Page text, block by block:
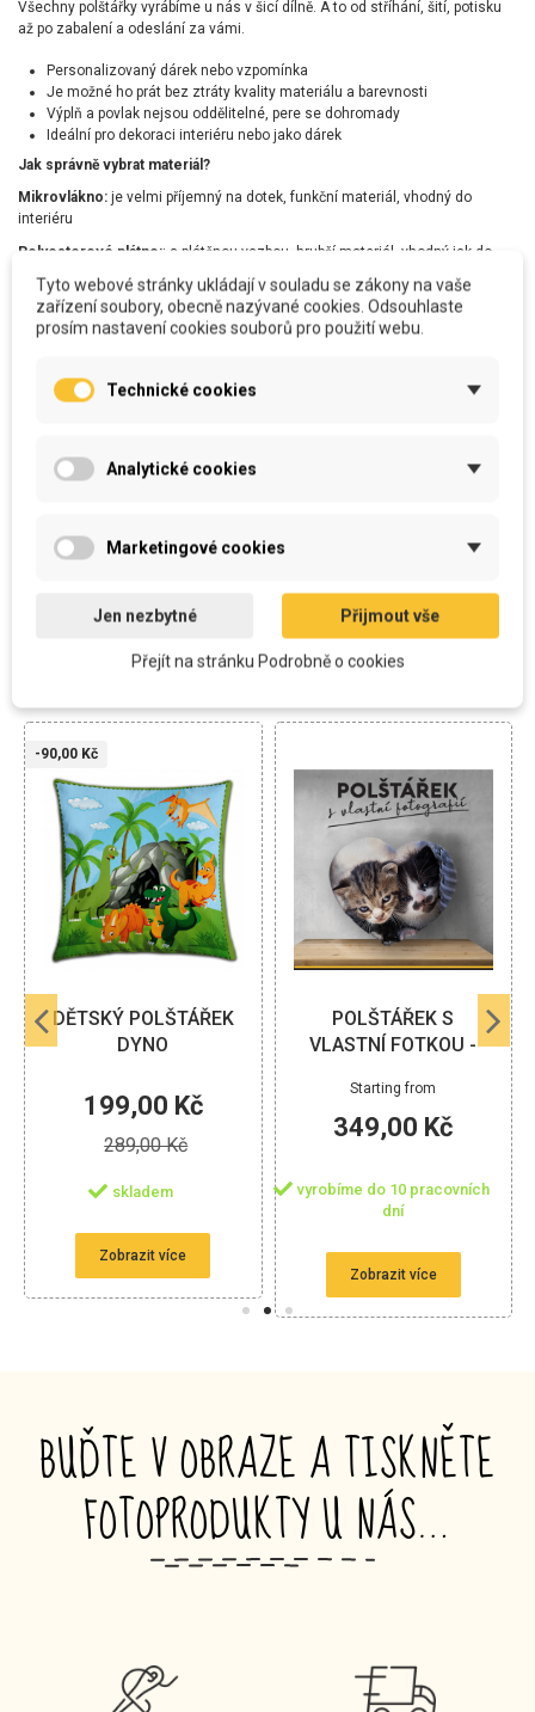
Všechny polštářky vyrábíme u nás v šicí dílně. A to od stříhání, šití, potisku
až po zabalení a odeslání za vámi.
Personalizovaný dárek nebo vzpomínka
Je možné ho prát bez ztráty kvality materiálu a barevnosti
Výplň a povlak nejsou oddělitelné, pere se dohromady
Ideální pro dekoraci interiéru nebo jako dárek
Jak správně vybrat materiál?
Mikrovlákno: je velmi příjemný na dotek, funkční materiál, vhodný do
interiéru
Polyesterové plátno:: s plátěnou vazbou, hrubší materiál, vhodný jak do
interiéru tak do exteriéru jako dekorační.
DETAILY PRODUKTU
MOŽNOSTI DOPRAVY A PLATBY
RECENZE (0)
ZÁKAZNÍCI, KTEŘÍ SI KOUPILI
TENTO PRODUKT, KOUPILI TAKÉ:
-90,00 Kč
DĚTSKÝ POLŠTÁŘEK
DYNO
199,00 Kč
289,00 Kč
skladem
Zobrazit více
POLŠTÁŘEK S
VLASTNÍ FOTKOU -
OBOUSTRANNÝ
Starting from
349,00 Kč
vyrobíme do 10 pracovních
dní
Zobrazit více
BUĎTE V OBRAZE A TISKNĚTE
FOTOPRODUKTY U NÁS…
_
Tyto webové stránky ukládají v souladu se zákony na vaše
zařízení soubory, obecně nazývané cookies. Odsouhlaste
prosím nastavení cookies souborů pro použití webu.
Technické cookies
Analytické cookies
Marketingové cookies
Jen nezbytné Přijmout vše
Přejít na stránku Podrobně o cookies